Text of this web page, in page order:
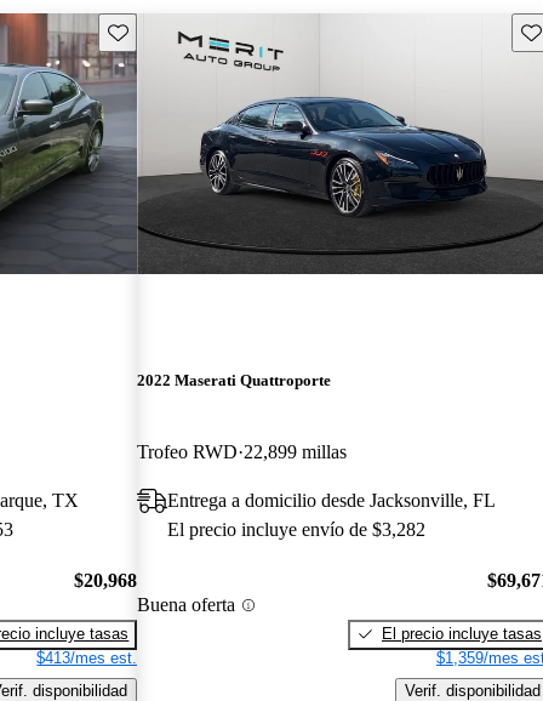
Guarda este Aviso
TX
$20,968
incluye tasas
$413/mes est.
disponibilidad
2022 Maserati Quattroporte
Trofeo RWD 22,899 millas
Entrega a domicilio desde Jacksonville, FL
El precio incluye envío de $3,282
Buena oferta
El precio incluye tasas
$1,359/mes
Verif. disponibilidad